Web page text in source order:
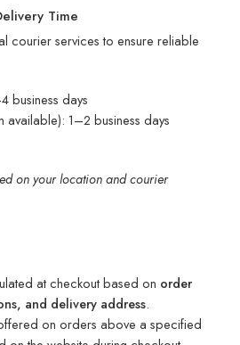
Time
courier services to ensure reliable
business days
available): 1–2 business days
on your location and courier
at checkout based on order
and delivery address.
on orders above a specified